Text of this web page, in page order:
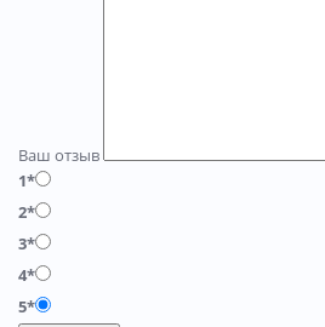
Ваш отзыв
1*
2*
3*
4*
5*